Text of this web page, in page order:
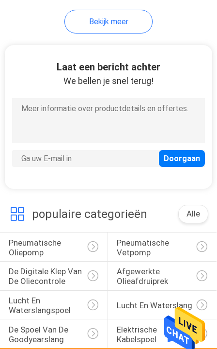
diafragmapomp
De Pomp van de
Elektrische Diesel
Overdrachtpomp
7
Bekijk meer
Laat een bericht achter
We bellen je snel terug!
populaire categorieën Alle
Pneumatische
Oliepomp
Pneumatische
Vetpomp
De Digitale Klep Van
De Oliecontrole
Afgewerkte
Olieafdruiprek
Lucht En
Waterslangspoel
Lucht En Waterslang
De Spoel Van De
Goodyearslang
Elektrische
Kabelspoel